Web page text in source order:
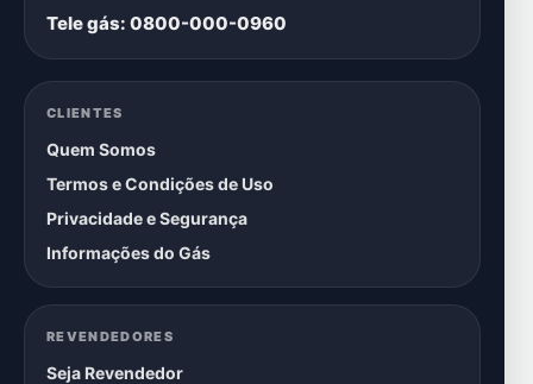
Tele gás: 0800-000-0960
CLIENTES
Quem Somos
Termos e Condições de Uso
Privacidade e Segurança
Informações do Gás
REVENDEDORES
Seja Revendedor